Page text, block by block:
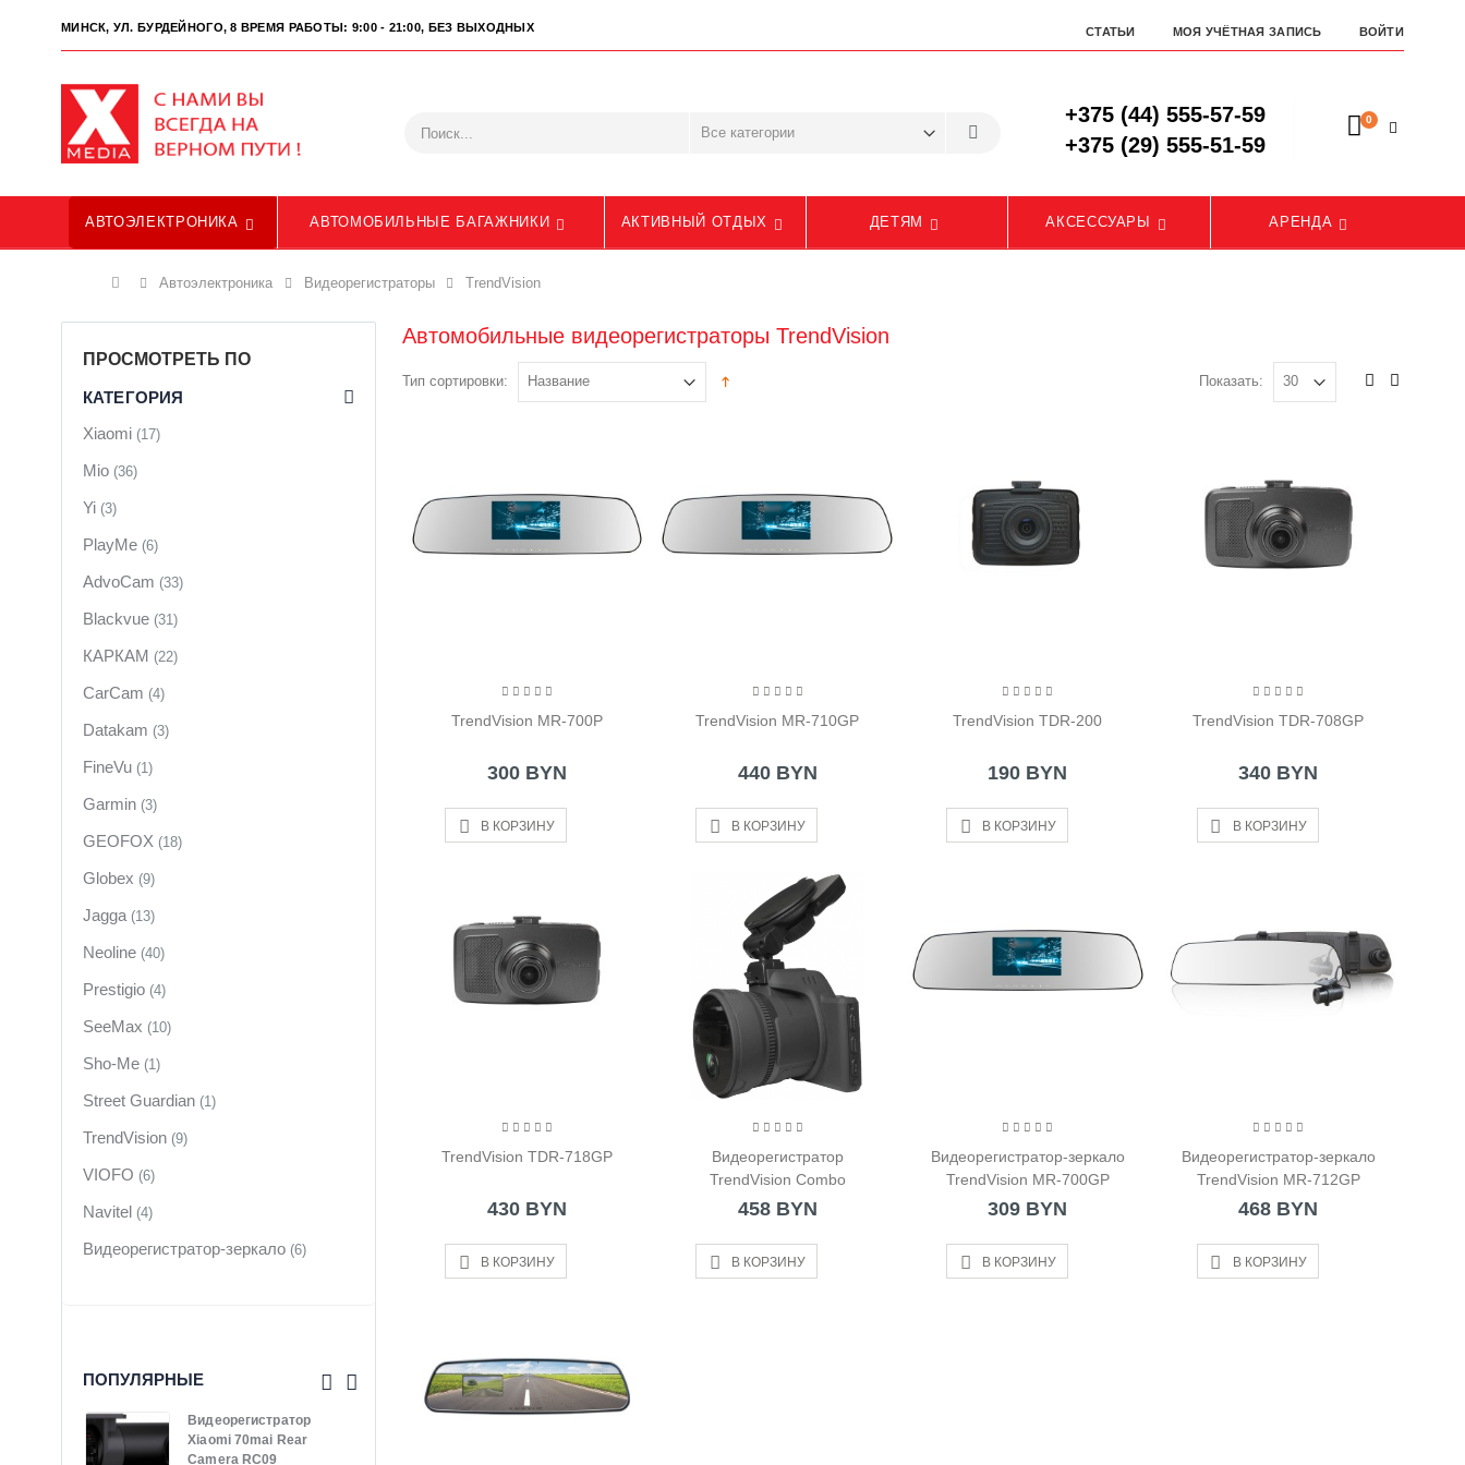
МИНСК, УЛ. БУРДЕЙНОГО, 8 ВРЕМЯ РАБОТЫ: 9:00 - 21:00, БЕЗ ВЫХОДНЫХ СТАТЬИ МОЯ УЧЁТНАЯ ЗАПИСЬ ВОЙТИ
+375 (44) 555-57-59
+375 (29) 555-51-59
0
АВТОЭЛЕКТРОНИКА АВТОМОБИЛЬНЫЕ БАГАЖНИКИ АКТИВНЫЙ ОТДЫХ ДЕТЯМ АКСЕССУАРЫ АРЕНДА
Главная
Автоэлектроника Видеорегистраторы TrendVision
Автомобильные видеорегистраторы TrendVision
Тип сортировки: Показать:
TrendVision MR-700P
300 BYN
В КОРЗИНУ
TrendVision MR-710GP
440 BYN
В КОРЗИНУ
TrendVision TDR-200
190 BYN
В КОРЗИНУ
TrendVision TDR-708GP
340 BYN
В КОРЗИНУ
TrendVision TDR-718GP
430 BYN
В КОРЗИНУ
Видеорегистратор
TrendVision Combo
458 BYN
В КОРЗИНУ
Видеорегистратор-зеркало
TrendVision MR-700GP
309 BYN
В КОРЗИНУ
Видеорегистратор-зеркало
TrendVision MR-712GP
468 BYN
В КОРЗИНУ
ПРОСМОТРЕТЬ ПО
КАТЕГОРИЯ
Xiaomi (17)
Mio (36)
Yi (3)
PlayMe (6)
AdvoCam (33)
Blackvue (31)
КАРКАМ (22)
CarCam (4)
Datakam (3)
FineVu (1)
Garmin (3)
GEOFOX (18)
Globex (9)
Jagga (13)
Neoline (40)
Prestigio (4)
SeeMax (10)
Sho-Me (1)
Street Guardian (1)
TrendVision (9)
VIOFO (6)
Navitel (4)
Видеорегистратор-зеркало (6)
ПОПУЛЯРНЫЕ
Видеорегистратор
Xiaomi 70mai Rear
Camera RC09
Термокружка Zojirushi